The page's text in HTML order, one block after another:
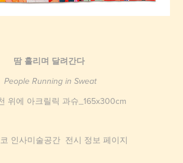
땀 흘리며 달려간다
People Running in Sweat
위에 아크릴릭 과슈_165x300cm
인사미술공간 전시 정보 페이지